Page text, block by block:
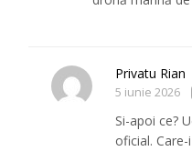
Privatu Rian
5 iunie 2026
Si-apoi ce?
oficial.